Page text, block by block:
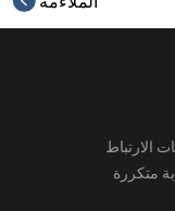
الارتباط
متكررة